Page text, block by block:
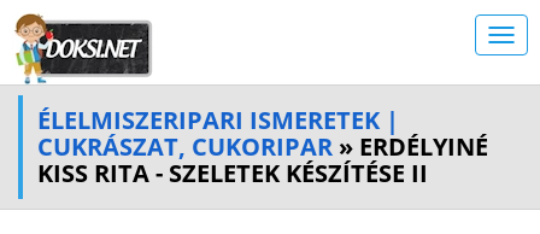
ÉLELMISZERIPARI ISMERETEK |
CUKRÁSZAT, CUKORIPAR » ERDÉLYINÉ
KISS RITA - SZELETEK KÉSZÍTÉSE II